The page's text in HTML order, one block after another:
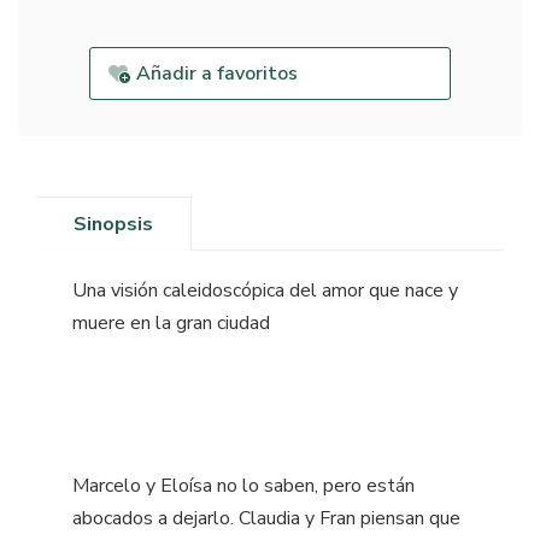
Añadir a favoritos
Sinopsis
Una visión caleidoscópica del amor que nace y
muere en la gran ciudad
Marcelo y Eloísa no lo saben, pero están
abocados a dejarlo. Claudia y Fran piensan que